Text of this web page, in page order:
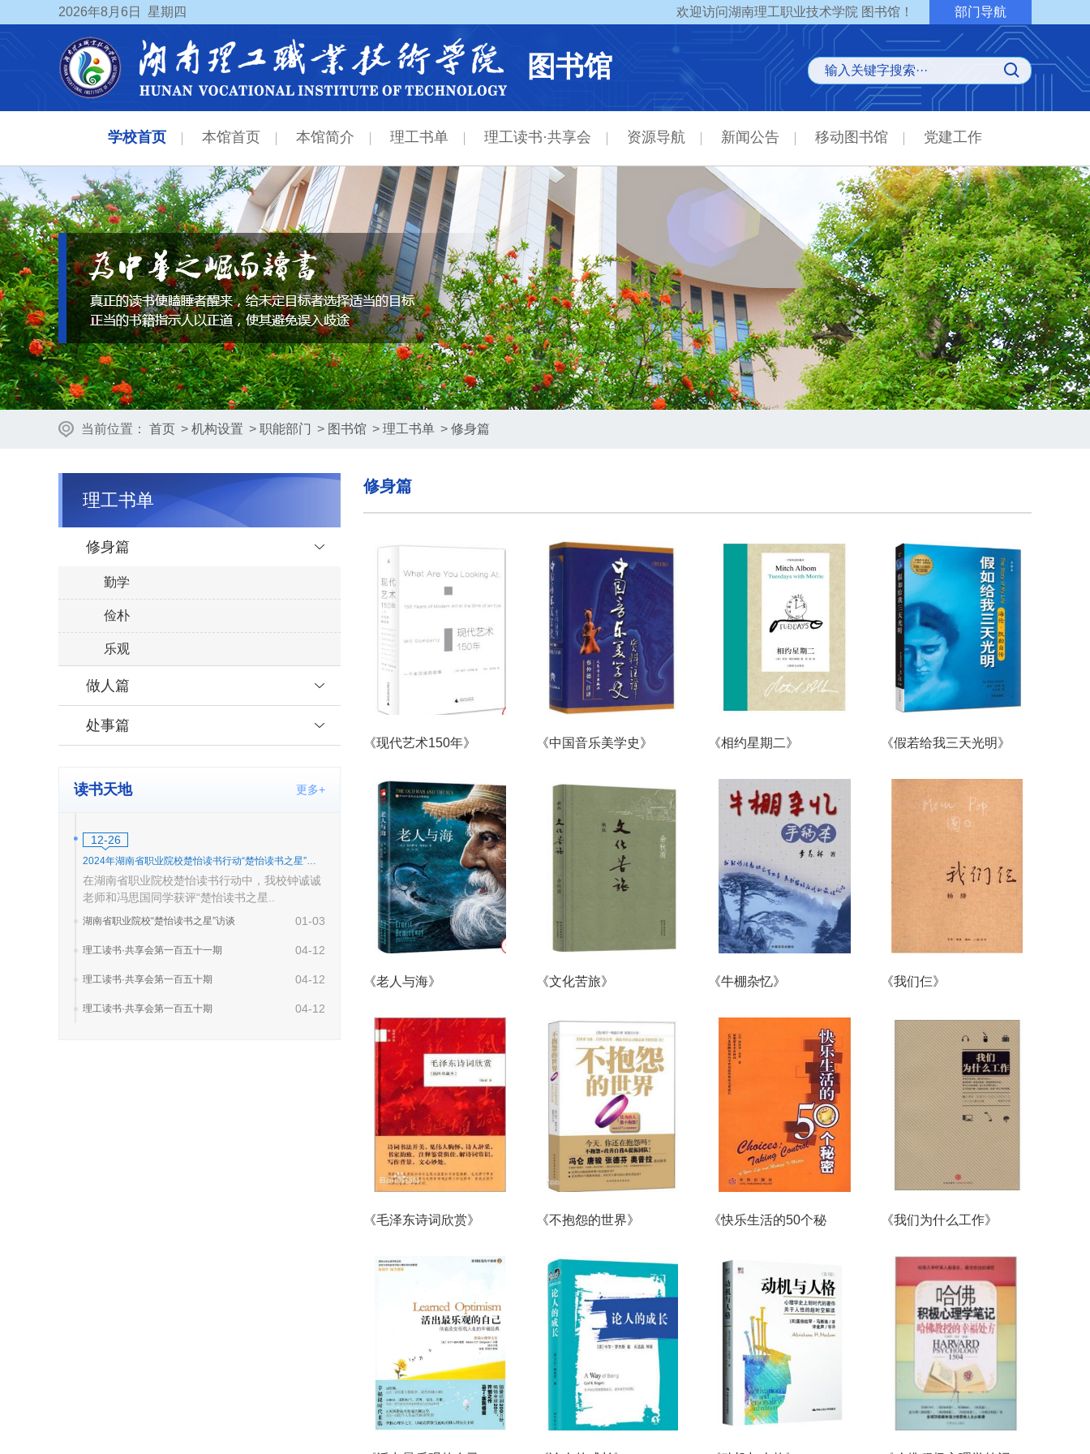
2026年8月6日 星期四 欢迎访问湖南理工职业技术学院 图书馆！ 部门导航
图书馆
学校首页 本馆首页 本馆简介 理工书单 理工读书·共享会 资源导航 新闻公告 移动图书馆 党建工作
当前位置： 首页 > 机构设置 > 职能部门 > 图书馆 > 理工书单 > 修身篇
理工书单
修身篇
勤学
俭朴
乐观
做人篇
处事篇
读书天地 更多+
12-26
2024年湖南省职业院校楚怡读书行动“楚怡读书之星”访谈
在湖南省职业院校楚怡读书行动中，我校钟诚诚
老师和冯思国同学获评“楚怡读书之星..
湖南省职业院校“楚怡读书之星”访谈 01-03
理工读书·共享会第一百五十一期 04-12
理工读书·共享会第一百五十期 04-12
理工读书·共享会第一百五十期 04-12
修身篇
《现代艺术150年》 《中国音乐美学史》 《相约星期二》 《假若给我三天光明》
《老人与海》 《文化苦旅》 《牛棚杂忆》 《我们仨》
《毛泽东诗词欣赏》 《不抱怨的世界》 《快乐生活的50个秘 《我们为什么工作》